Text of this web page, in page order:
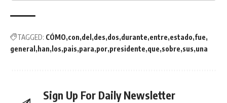
TAGGED: CÓMO con del des dos durante entre estado fue
general
han los pais para por presidente que sobre sus una
Sign Up For Daily Newsletter